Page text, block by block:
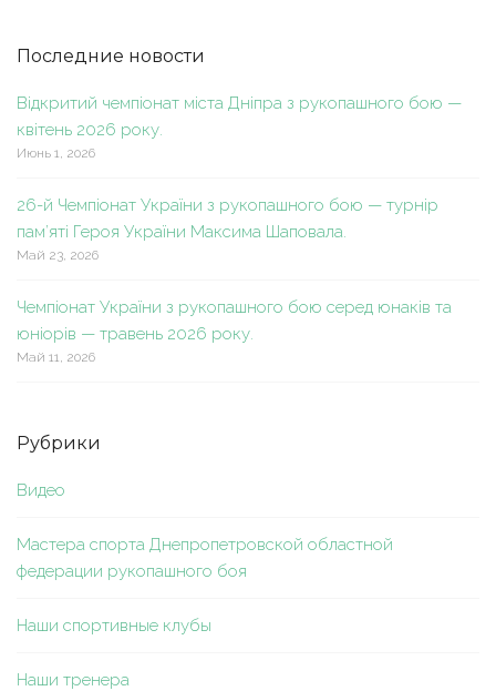
Последние новости
Відкритий чемпіонат міста Дніпра з рукопашного бою —
квітень 2026 року.
Июнь 1, 2026
26-й Чемпіонат України з рукопашного бою — турнір
пам’яті Героя України Максима Шаповала.
Май 23, 2026
Чемпіонат України з рукопашного бою серед юнаків та
юніорів — травень 2026 року.
Май 11, 2026
Рубрики
Видео
Мастера спорта Днепропетровской областной
федерации рукопашного боя
Наши спортивные клубы
Наши тренера